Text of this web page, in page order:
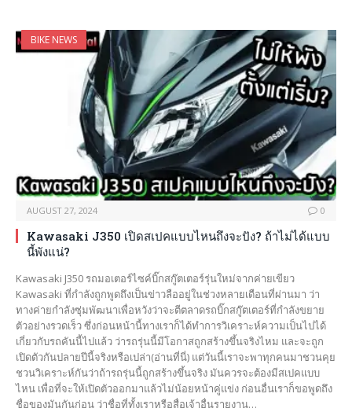
BIKE NEWS
AUGUST 27, 2024 0
Kawasaki J350 เปิดสเปคแบบไหนถึงจะปัง? ถ้าไม่ได้แบบ
นี้พังแน่?
Kawasaki J350 รถมอเตอร์ไซค์บิ๊กสกู๊ตเตอร์รุ่นใหม่จากค่ายเขียว
Kawasaki ที่กำลังถูกพูดถึงเป็นข่าวลืออยู่ในช่วงหลายเดือนที่ผ่านมา ว่า
ทางค่ายกำลังซุ่มพัฒนาเพื่อหวังว่าจะตีตลาดรถบิ๊กสกู๊ตเตอร์ที่กำลังขยาย
ตัวอย่างรวดเร็ว ซึ่งก่อนหน้านี้ทางเราก็ได้ทำการวิเคราะห์ความเป็นไปได้
เกี่ยวกับรถคันนี้ไปแล้ว ว่ารถรุ่นนี้มีโอกาสถูกสร้างขึ้นจริงไหม และจะถูก
เปิดตัวกันปลายปีนี้จริงหรือเปล่า(อ่านที่นี่) แต่วันนี้เราจะพาทุกคนมาชวนคุย
ชวนวิเคราะห์กันว่าถ้ารถรุ่นนี้ถูกสร้างขึ้นจริง มันควรจะต้องมีสเปคแบบ
ไหน เพื่อที่จะให้เปิดตัวออกมาแล้วไม่น้อยหน้าคู่แข่ง ก่อนอื่นเราก็ขอพูดถึง
ชื่อของมันกันก่อน ว่าชื่อที่ทั้งเราหรือสื่อเจ้าอื่นรายงาน…